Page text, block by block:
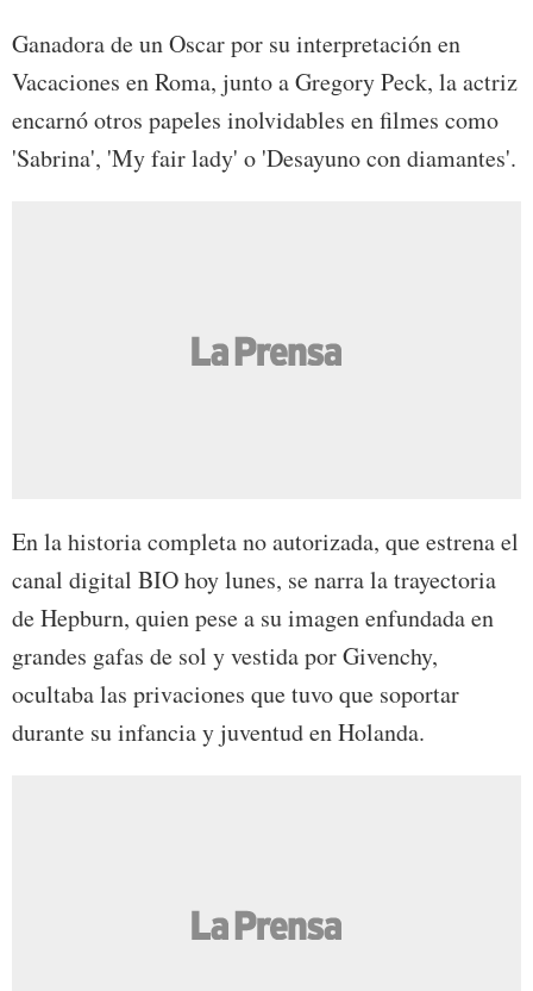
Ganadora de un Oscar por su interpretación en
Vacaciones en Roma, junto a Gregory Peck, la actriz
encarnó otros papeles inolvidables en filmes como
'Sabrina', 'My fair lady' o 'Desayuno con diamantes'.
En la historia completa no autorizada, que estrena el
canal digital BIO hoy lunes, se narra la trayectoria
de Hepburn, quien pese a su imagen enfundada en
grandes gafas de sol y vestida por Givenchy,
ocultaba las privaciones que tuvo que soportar
durante su infancia y juventud en Holanda.